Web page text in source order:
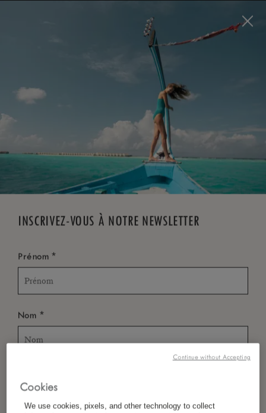
to enhance your experience
and make your visit easier and more comfortable.
RÉSERVEZ MAINTENANT
ANNULATION GRATUITE
INSCRIVEZ-VOUS À NOTRE NEWSLETTER
Prénom*
Nom *
Cookies
We use cookies, pixels, and other technology to collect
Continue without Accepting